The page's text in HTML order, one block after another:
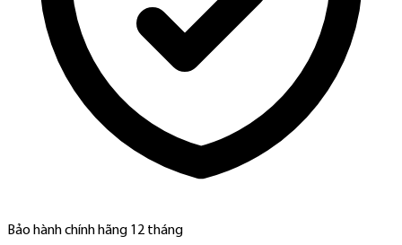
Bảo hành chính hãng 12 tháng